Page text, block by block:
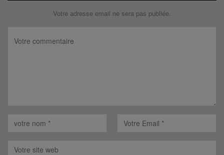
Votre adresse email ne sera pas publiée.